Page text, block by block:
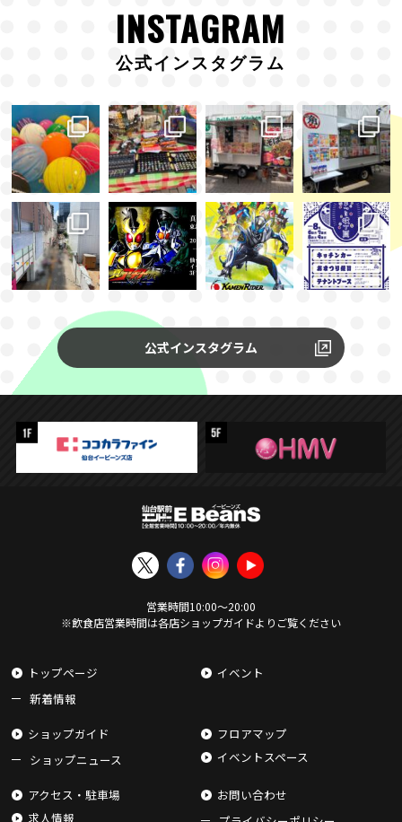
INSTAGRAM
公式インスタグラム
公式インスタグラム
営業時間10:00〜20:00
※飲食店営業時間は各店ショップガイドよりご覧ください
トップページ
新着情報
イベント
ショップガイド
ショップニュース
フロアマップ
イベントスペース
アクセス・駐車場
求人情報
お問い合わせ